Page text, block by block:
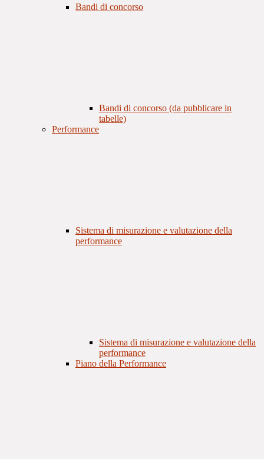
Bandi di concorso
Bandi di concorso (da pubblicare in
tabelle)
Performance
Sistema di misurazione e valutazione della
performance
Sistema di misurazione e valutazione della
performance
Piano della Performance